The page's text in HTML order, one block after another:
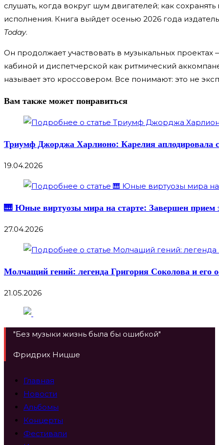
слушать, когда вокруг шум двигателей; как
исполнения. Книга выйдет осенью 2026 года
Today.
Он продолжает участвовать в музыкальных
кабиной и диспетчерской как ритмический
называет это кроссовером. Все понимают: это не
Вам также может понравиться
Триумф Джорджа Харлионо: Карелия аплодировала
19.04.2026
🎹 Юные виртуозы мира на старте: Завершен прием
27.04.2026
Молчащий гений: легенда Григория Соколова и его
21.05.2026
"Без музыки жизнь была бы ошибкой"
Фридрих Ницше
Главная
Новости
Альбомы
Концерты
Фестивали